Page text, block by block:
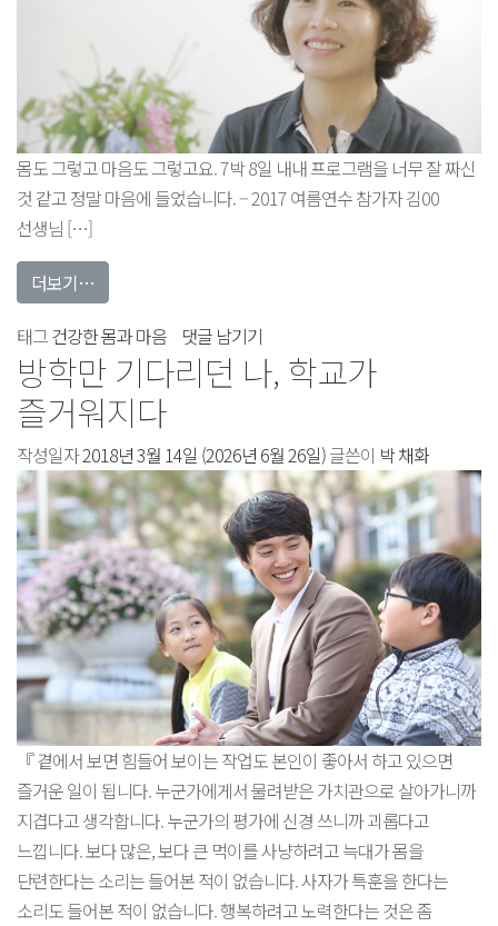
에
몸도 그렇고 마음도 그렇고요. 7박 8일 내내 프로그램을 너무 잘 짜신
것 같고 정말 마음에 들었습니다. – 2017 여름연수 참가자 김00
선생님 […]
더보기…
태그건강한 몸과 마음
긴
연수
동안
정신이
계속
맑을
수가
있을까?
에
댓글 남기기
방학만 기다리던 나, 학교가
즐거워지다
작성일자2018년 3월 14일 (2026년 6월 26일)글쓴이 박 채화
『 곁에서 보면 힘들어 보이는 작업도 본인이 좋아서 하고 있으면
즐거운 일이 됩니다. 누군가에게서 물려받은 가치관으로 살아가니까
지겹다고 생각합니다. 누군가의 평가에 신경 쓰니까 괴롭다고
느낍니다. 보다 많은, 보다 큰 먹이를 사냥하려고 늑대가 몸을
단련한다는 소리는 들어본 적이 없습니다. 사자가 특훈을 한다는
소리도 들어본 적이 없습니다. 행복하려고 노력한다는 것은 좀